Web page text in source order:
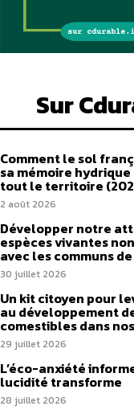
Sur
Comment le sol
sa mémoire
tout le territoire
2 août 2026
Développer notre
espèces vivantes
avec les communs
30 juillet 2026
Un kit citoyen pour
au développement
comestibles dans
29 juillet 2026
L’éco-anxiété
lucidité transforme
28 juillet 2026